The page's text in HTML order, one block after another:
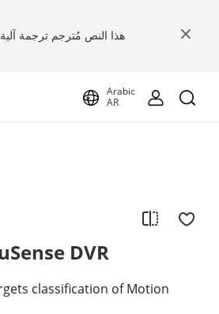
هذا النص مُترجم ترجمة
Arabic
AR
DVR
classification of Motion